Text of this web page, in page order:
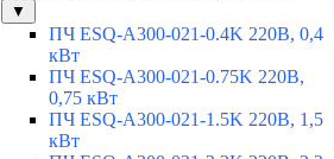
▼
ПЧ ESQ-A300-021-0.4K 220В, 0,4
кВт
ПЧ ESQ-A300-021-0.75K 220В,
0,75 кВт
ПЧ ESQ-A300-021-1.5K 220В, 1,5
кВт